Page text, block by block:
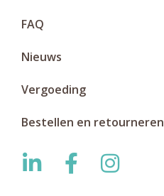
FAQ
Nieuws
Vergoeding
Bestellen en retourneren